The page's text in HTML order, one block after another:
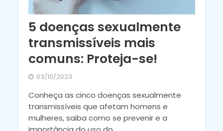
5 doenças sexualmente
transmissíveis mais
comuns: Proteja-se!
03/10/2023
Conheça as cinco doenças sexualmente
transmissíveis que afetam homens e
mulheres, saiba como se prevenir e a